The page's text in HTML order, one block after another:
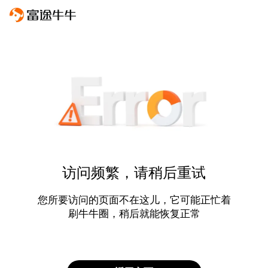
访问频繁，请稍后重试
您所要访问的页面不在这儿，它可能正忙着
刷牛牛圈，稍后就能恢复正常